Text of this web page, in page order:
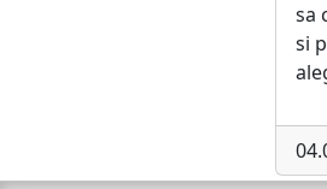
sa
si